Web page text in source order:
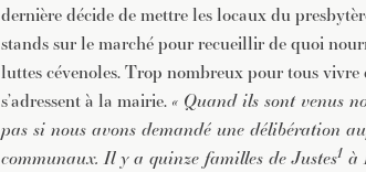
dernière décide de mettre les locaux du
stands sur le marché pour recueillir de quoi
luttes cévenoles. Trop nombreux pour tous vivre
s’adressent à la mairie. « Quand ils sont venus
pas si nous avons demandé une délibération
communaux. Il y a quinze familles de Justes1 à